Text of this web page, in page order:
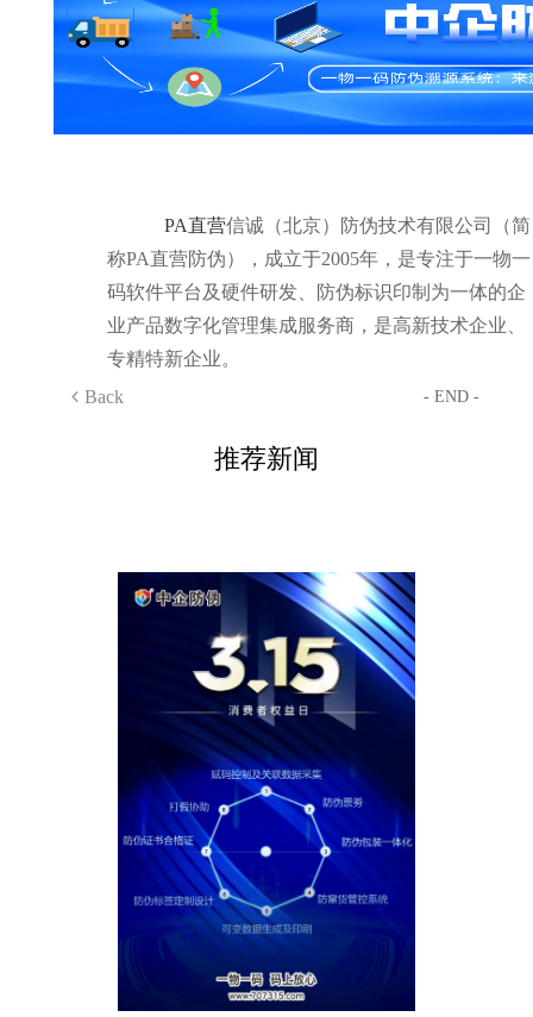
PA直营信诚（北京）防伪技术有限公司（简
称PA直营防伪），成立于2005年，是专注于一物一
码软件平台及硬件研发、防伪标识印制为一体的企
业产品数字化管理集成服务商，是高新技术企业、
专精特新企业。
Back
- END -
推荐新闻